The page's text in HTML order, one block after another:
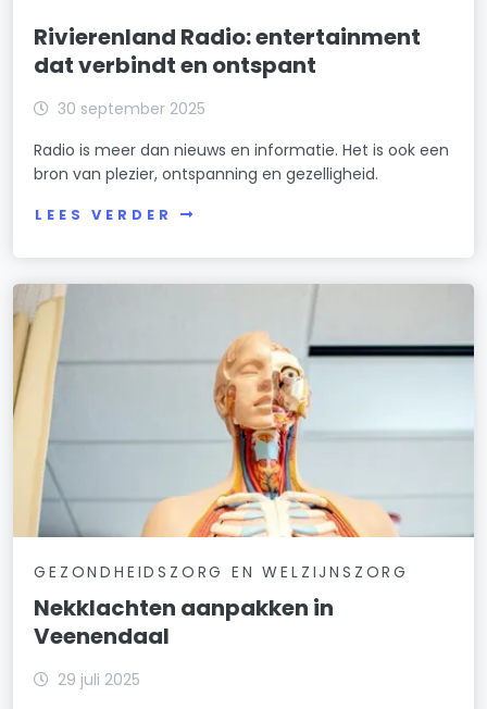
Rivierenland Radio: entertainment
dat verbindt en ontspant
30 september 2025
Radio is meer dan nieuws en informatie. Het is ook een
bron van plezier, ontspanning en gezelligheid.
LEES VERDER
GEZONDHEIDSZORG EN WELZIJNSZORG
Nekklachten aanpakken in
Veenendaal
29 juli 2025